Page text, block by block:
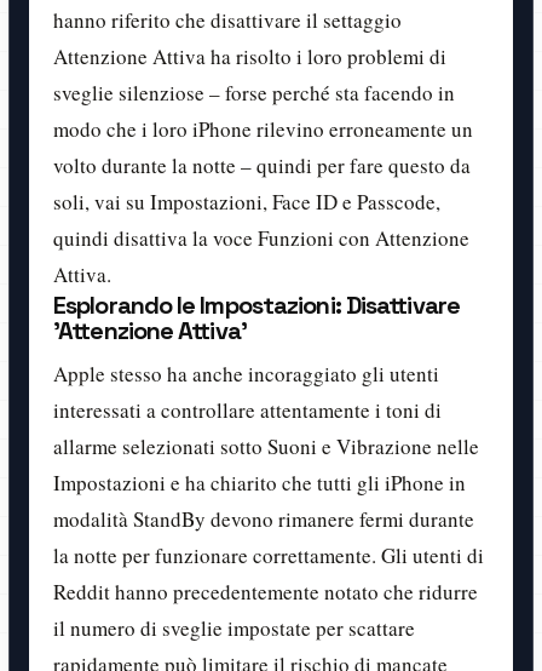
hanno riferito che disattivare il settaggio
Attenzione Attiva ha risolto i loro problemi di
sveglie silenziose – forse perché sta facendo in
modo che i loro iPhone rilevino erroneamente un
volto durante la notte – quindi per fare questo da
soli, vai su Impostazioni, Face ID e Passcode,
quindi disattiva la voce Funzioni con Attenzione
Attiva.
Esplorando le Impostazioni: Disattivare
'Attenzione Attiva'
Apple stesso ha anche incoraggiato gli utenti
interessati a controllare attentamente i toni di
allarme selezionati sotto Suoni e Vibrazione nelle
Impostazioni e ha chiarito che tutti gli iPhone in
modalità StandBy devono rimanere fermi durante
la notte per funzionare correttamente. Gli utenti di
Reddit hanno precedentemente notato che ridurre
il numero di sveglie impostate per scattare
rapidamente può limitare il rischio di mancate